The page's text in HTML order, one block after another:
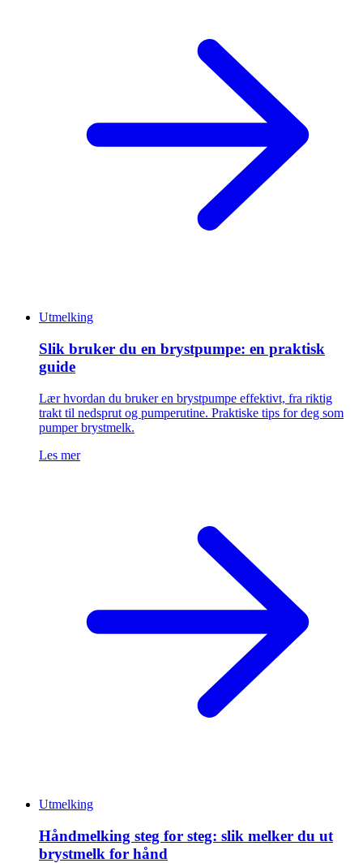
Utmelking
Slik bruker du en brystpumpe: en praktisk
guide
Lær hvordan du bruker en brystpumpe effektivt, fra riktig
trakt til nedsprut og pumperutine. Praktiske tips for deg som
pumper brystmelk.
Les mer
Utmelking
Håndmelking steg for steg: slik melker du ut
brystmelk for hånd